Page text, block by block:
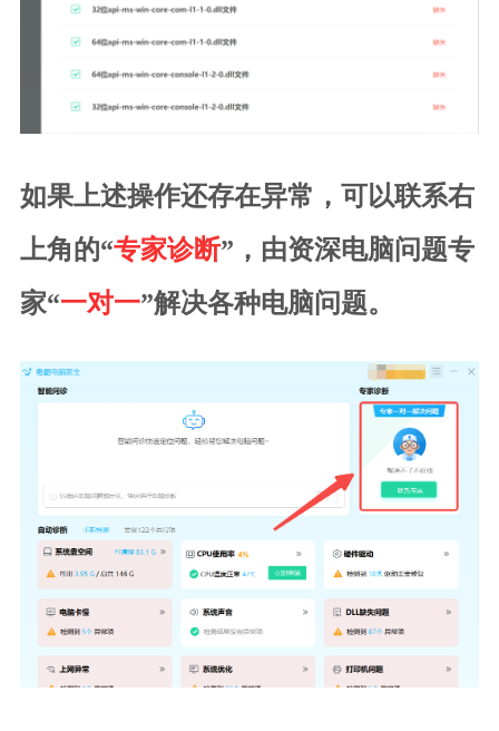
如果上述操作还存在异常，可以联系右
上角的“专家诊断”，由资深电脑问题专
家“一对一”解决各种电脑问题。